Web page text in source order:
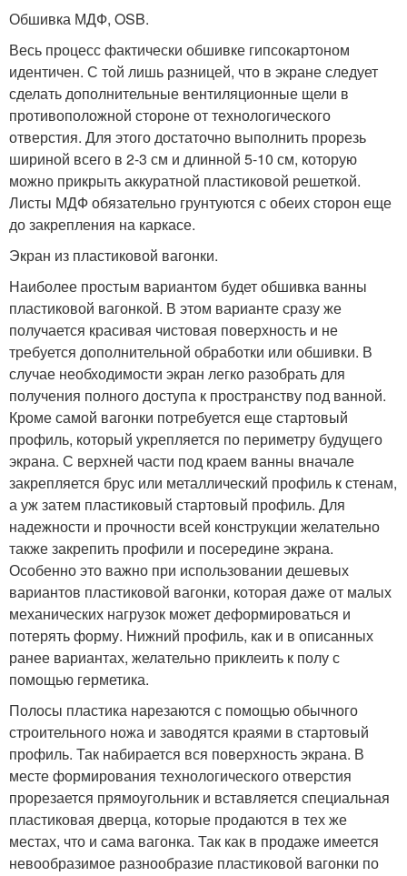
Обшивка МДФ, OSB.
Весь процесс фактически обшивке гипсокартоном
идентичен. С той лишь разницей, что в экране следует
сделать дополнительные вентиляционные щели в
противоположной стороне от технологического
отверстия. Для этого достаточно выполнить прорезь
шириной всего в 2-3 см и длинной 5-10 см, которую
можно прикрыть аккуратной пластиковой решеткой.
Листы МДФ обязательно грунтуются с обеих сторон еще
до закрепления на каркасе.
Экран из пластиковой вагонки.
Наиболее простым вариантом будет обшивка ванны
пластиковой вагонкой. В этом варианте сразу же
получается красивая чистовая поверхность и не
требуется дополнительной обработки или обшивки. В
случае необходимости экран легко разобрать для
получения полного доступа к пространству под ванной.
Кроме самой вагонки потребуется еще стартовый
профиль, который укрепляется по периметру будущего
экрана. С верхней части под краем ванны вначале
закрепляется брус или металлический профиль к стенам,
а уж затем пластиковый стартовый профиль. Для
надежности и прочности всей конструкции желательно
также закрепить профили и посередине экрана.
Особенно это важно при использовании дешевых
вариантов пластиковой вагонки, которая даже от малых
механических нагрузок может деформироваться и
потерять форму. Нижний профиль, как и в описанных
ранее вариантах, желательно приклеить к полу с
помощью герметика.
Полосы пластика нарезаются с помощью обычного
строительного ножа и заводятся краями в стартовый
профиль. Так набирается вся поверхность экрана. В
месте формирования технологического отверстия
прорезается прямоугольник и вставляется специальная
пластиковая дверца, которые продаются в тех же
местах, что и сама вагонка. Так как в продаже имеется
невообразимое разнообразие пластиковой вагонки по